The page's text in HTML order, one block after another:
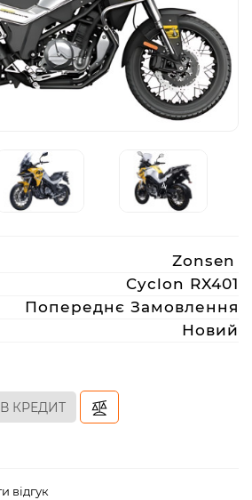
Zonsen
Cyclon RX401
Попереднє Замовлення
Новий
В КРЕДИТ
відгук